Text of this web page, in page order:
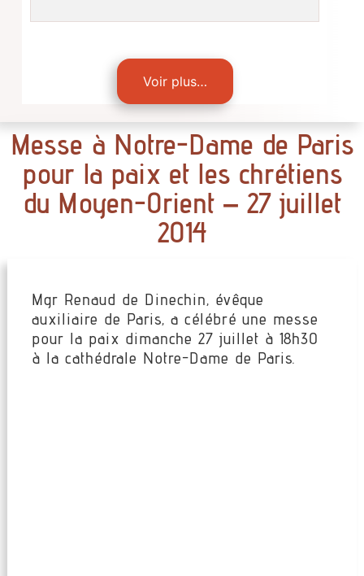
Voir plus…
Messe à Notre-Dame de Paris
pour la paix et les chrétiens
du Moyen-Orient – 27 juillet
2014
Mgr Renaud de Dinechin, évêque
auxiliaire de Paris, a célébré une messe
pour la paix dimanche 27 juillet à 18h30
à la cathédrale Notre-Dame de Paris.